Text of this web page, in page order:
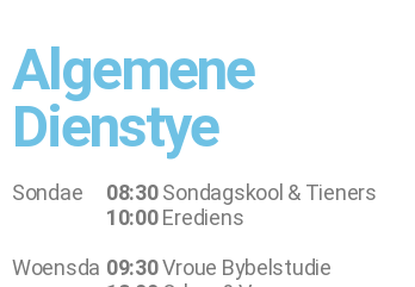
Algemene
Dienstye
Sondae
Woensda
08:30
10:00
09:30
Sondagskool & Tieners
Erediens
Vroue Bybelstudie